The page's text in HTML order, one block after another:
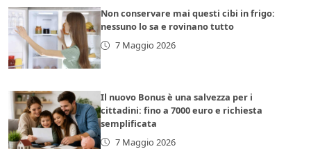
Non conservare mai questi cibi in frigo:
nessuno lo sa e rovinano tutto
7 Maggio 2026
Il nuovo Bonus è una salvezza per i
cittadini: fino a 7000 euro e richiesta
semplificata
7 Maggio 2026